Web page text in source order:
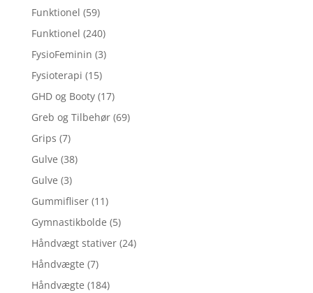
Funktionel (59)
Funktionel (240)
FysioFeminin (3)
Fysioterapi (15)
GHD og Booty (17)
Greb og Tilbehør (69)
Grips (7)
Gulve (38)
Gulve (3)
Gummifliser (11)
Gymnastikbolde (5)
Håndvægt stativer (24)
Håndvægte (7)
Håndvægte (184)